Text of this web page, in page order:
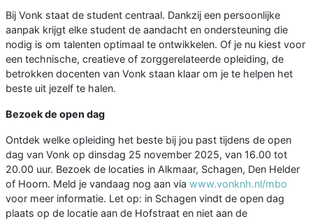
Bij Vonk staat de student centraal. Dankzij een persoonlijke
aanpak krijgt elke student de aandacht en ondersteuning die
nodig is om talenten optimaal te ontwikkelen. Of je nu kiest voor
een technische, creatieve of zorggerelateerde opleiding, de
betrokken docenten van Vonk staan klaar om je te helpen het
beste uit jezelf te halen.
Bezoek de open dag
Ontdek welke opleiding het beste bij jou past tijdens de open
dag van Vonk op dinsdag 25 november 2025, van 16.00 tot
20.00 uur. Bezoek de locaties in Alkmaar, Schagen, Den Helder
of Hoorn. Meld je vandaag nog aan via www.vonknh.nl/mbo
voor meer informatie. Let op: in Schagen vindt de open dag
plaats op de locatie aan de Hofstraat en niet aan de